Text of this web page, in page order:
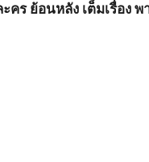
ร ย้อนหลัง เต็มเรื่อง